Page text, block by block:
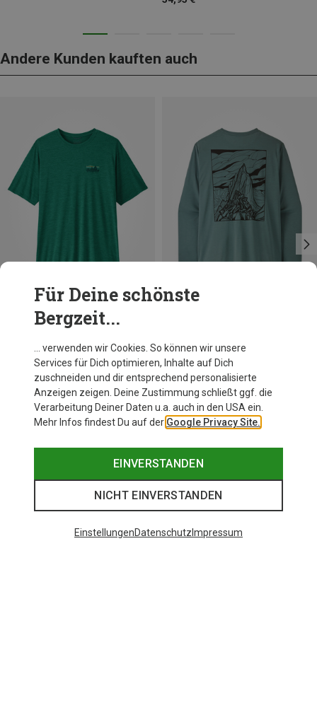
Andere Kunden kauften auch
Patagonia
Herren Cap Cool Daily 73 Skyline T-Shirt
Patagonia
69,95 €
Für Deine schönste
Bergzeit...
… verwenden wir Cookies. So können wir unsere
Services für Dich optimieren, Inhalte auf Dich
zuschneiden und dir entsprechend personalisierte
Anzeigen zeigen. Deine Zustimmung schließt ggf. die
Verarbeitung Deiner Daten u.a. auch in den USA ein.
Mehr Infos findest Du auf der Google Privacy Site.
EINVERSTANDEN
NICHT EINVERSTANDEN
EinstellungenDatenschutz Impressum